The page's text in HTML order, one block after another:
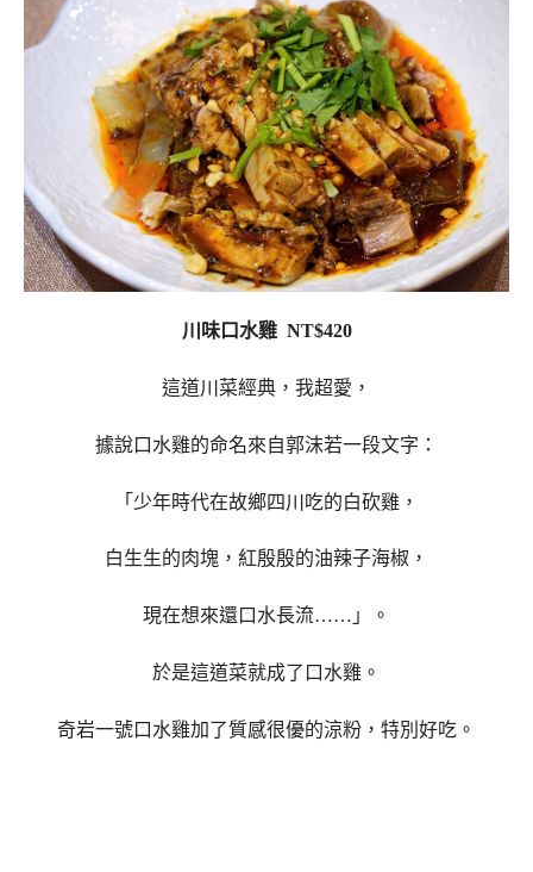
川味口水雞 NT$420
這道川菜經典，我超愛，
據說口水雞的命名來自郭沫若一段文字：
「少年時代在故鄉四川吃的白砍雞，
白生生的肉塊， 紅殷殷的油辣子海椒，
現在想來還口水長流……」。
於是這道菜就成了口水雞。
奇岩一號口水雞加了質感很優的涼粉，特別好吃。